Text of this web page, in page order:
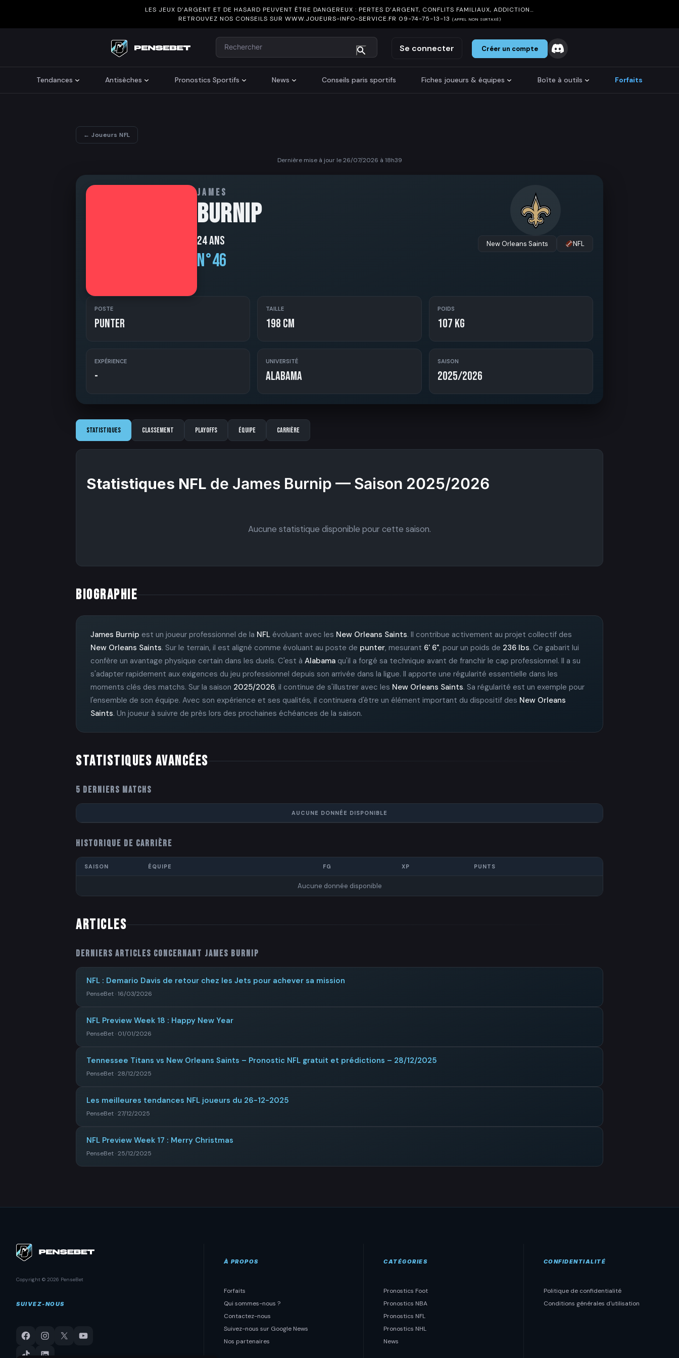
LES JEUX D’ARGENT ET DE HASARD PEUVENT ÊTRE DANGEREUX : PERTES D’ARGENT, CONFLITS FAMILIAUX, ADDICTION…
RETROUVEZ NOS CONSEILS SUR WWW.JOUEURS-INFO-SERVICE.FR 09-74-75-13-13 (APPEL NON SURTAXÉ)
Rechercher
Search Se connecter Créer un compte
Tendances Antisèches Pronostics Sportifs News Conseils paris sportifs Fiches joueurs & équipes Boîte à outils Forfaits
← Joueurs NFL
Dernière mise à jour le 26/07/2026 à 18h39
JAMES
BURNIP
24 ans
N°46
New Orleans Saints NFL
POSTE
Punter
TAILLE
198 cm
POIDS
107 kg
EXPÉRIENCE
-
UNIVERSITÉ
Alabama
SAISON
2025/2026
Statistiques Classement Playoffs Équipe Carrière
Statistiques NFL de James Burnip — Saison 2025/2026
Aucune statistique disponible pour cette saison.
BIOGRAPHIE
James Burnip est un joueur professionnel de la NFL évoluant avec les New Orleans Saints. Il contribue activement au projet collectif des
New Orleans Saints. Sur le terrain, il est aligné comme évoluant au poste de punter, mesurant 6' 6", pour un poids de 236 lbs. Ce gabarit lui
confère un avantage physique certain dans les duels. C'est à Alabama qu'il a forgé sa technique avant de franchir le cap professionnel. Il a su
s'adapter rapidement aux exigences du jeu professionnel depuis son arrivée dans la ligue. Il apporte une régularité essentielle dans les
moments clés des matchs. Sur la saison 2025/2026, il continue de s'illustrer avec les New Orleans Saints. Sa régularité est un exemple pour
l'ensemble de son équipe. Avec son expérience et ses qualités, il continuera d'être un élément important du dispositif des New Orleans
Saints. Un joueur à suivre de près lors des prochaines échéances de la saison.
STATISTIQUES AVANCÉES
5 DERNIERS MATCHS
AUCUNE DONNÉE DISPONIBLE
HISTORIQUE DE CARRIÈRE
SAISON ÉQUIPE FG XP PUNTS
Aucune donnée disponible
ARTICLES
Derniers articles concernant James Burnip
NFL : Demario Davis de retour chez les Jets pour achever sa mission
PenseBet · 16/03/2026
NFL Preview Week 18 : Happy New Year
PenseBet · 01/01/2026
Tennessee Titans vs New Orleans Saints – Pronostic NFL gratuit et prédictions – 28/12/2025
PenseBet · 28/12/2025
Les meilleures tendances NFL joueurs du 26-12-2025
PenseBet · 27/12/2025
NFL Preview Week 17 : Merry Christmas
PenseBet · 25/12/2025
Copyright © 2026 PenseBet
SUIVEZ-NOUS
À PROPOS
Forfaits
Qui sommes-nous ?
Contactez-nous
Suivez-nous sur Google News
Nos partenaires
CATÉGORIES
Pronostics Foot
Pronostics NBA
Pronostics NFL
Pronostics NHL
News
CONFIDENTIALITÉ
Politique de confidentialité
Conditions générales d'utilisation